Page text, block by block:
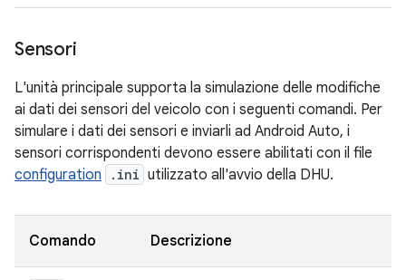
Sensori
L'unità principale supporta la simulazione delle modifiche
ai dati dei sensori del veicolo con i seguenti comandi. Per
simulare i dati dei sensori e inviarli ad Android Auto, i
sensori corrispondenti devono essere abilitati con il file
configuration
.ini utilizzato all'avvio della DHU.
Comando Descrizione